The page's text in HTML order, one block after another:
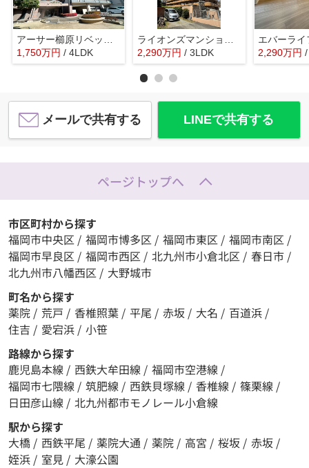
1,750万円 / 4LDK
2,290万円 / 3LDK 2,290万円
メールで共有する LINEで共有する
ページトップへ
市区町村から探す
福岡市中央区 / 福岡市博多区 / 福岡市東区 / 福岡市南区 /
福岡市早良区 / 福岡市西区 / 北九州市小倉北区 / 春日市 /
北九州市八幡西区 / 大野城市
町名から探す
薬院 / 荒戸 / 香椎照葉 / 平尾 / 赤坂 / 大名 / 百道浜 /
住吉 / 愛宕浜 / 小笹
路線から探す
鹿児島本線 / 西鉄大牟田線 / 福岡市空港線 /
福岡市七隈線 / 筑肥線 / 西鉄貝塚線 / 香椎線 / 篠栗線 /
日田彦山線 / 北九州都市モノレール小倉線
駅から探す
大橋 / 西鉄平尾 / 薬院大通 / 薬院 / 高宮 / 桜坂 / 赤坂 /
姪浜 / 室見 / 大濠公園